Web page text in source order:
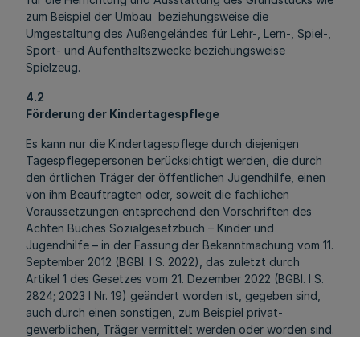
zum Beispiel der Umbau beziehungsweise die
Umgestaltung des Außengeländes für Lehr-, Lern-, Spiel-,
Sport- und Aufenthaltszwecke beziehungsweise
Spielzeug.
4.2
Förderung der Kindertagespflege
Es kann nur die Kindertagespflege durch diejenigen
Tagespflegepersonen berücksichtigt werden, die durch
den örtlichen Träger der öffentlichen Jugendhilfe, einen
von ihm Beauftragten oder, soweit die fachlichen
Voraussetzungen entsprechend den Vorschriften des
Achten Buches Sozialgesetzbuch – Kinder und
Jugendhilfe – in der Fassung der Bekanntmachung vom 11.
September 2012 (BGBl. I S. 2022), das zuletzt durch
Artikel 1 des Gesetzes vom 21. Dezember 2022 (BGBl. I S.
2824; 2023 I Nr. 19) geändert worden ist, gegeben sind,
auch durch einen sonstigen, zum Beispiel privat-
gewerblichen, Träger vermittelt werden oder worden sind.